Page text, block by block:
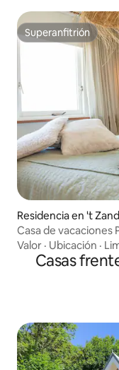
Superanfitrión
Superanfitrión
Residencia en 't Zand
Casa de vacaciones
Recreación
Valor · Ubicación ·
Casas